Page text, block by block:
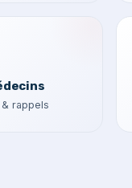
rappels